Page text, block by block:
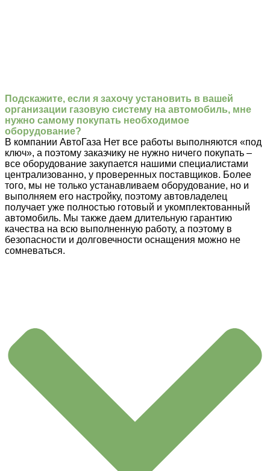
Подскажите, если я захочу установить в вашей
организации газовую систему на автомобиль, мне
нужно самому покупать необходимое
оборудование?
В компании АвтоГаза Нет все работы выполняются «под
ключ», а поэтому заказчику не нужно ничего покупать –
все оборудование закупается нашими специалистами
централизованно, у проверенных поставщиков. Более
того, мы не только устанавливаем оборудование, но и
выполняем его настройку, поэтому автовладелец
получает уже полностью готовый и укомплектованный
автомобиль. Мы также даем длительную гарантию
качества на всю выполненную работу, а поэтому в
безопасности и долговечности оснащения можно не
сомневаться.